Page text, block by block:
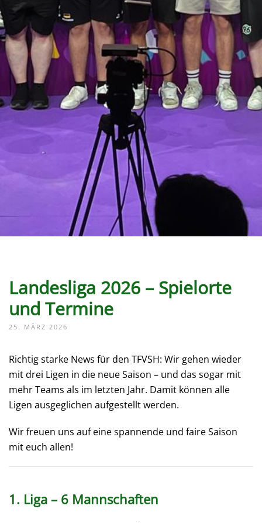
Landesliga 2026 – Spielorte
und Termine
25. MÄRZ 2026
Richtig starke News für den TFVSH: Wir gehen wieder
mit drei Ligen in die neue Saison – und das sogar mit
mehr Teams als im letzten Jahr. Damit können alle
Ligen ausgeglichen aufgestellt werden.
Wir freuen uns auf eine spannende und faire Saison
mit euch allen!
1. Liga – 6 Mannschaften